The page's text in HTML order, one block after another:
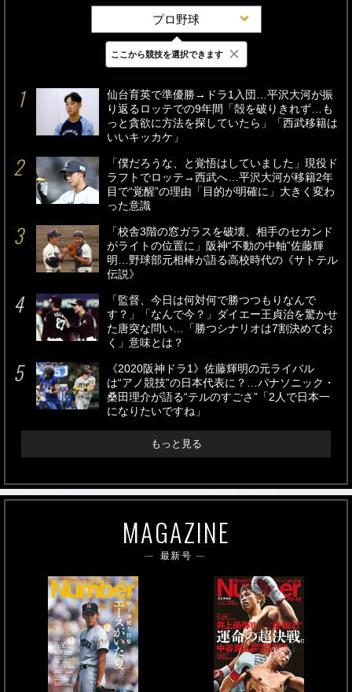
プロ野球
最新 24時間 週間
仙台育英で準優勝→ドラ1入団…平沢大河が振
り返るロッテでの9年間「殻を破りきれず…も
っと貪欲に方法を探していたら」「西武移籍は
いいキッカケ」
「僕だろうな、と覚悟はしていました」現役ド
ラフトでロッテ→西武へ…平沢大河が移籍2年
目で“覚醒”の理由「目的が明確に」大きく変わ
った意識
「校舎3階の窓ガラスを破壊、相手のセカンド
がライトの位置に」阪神“不動の中軸”佐藤輝
明…野球部元相棒が語る高校時代の《サトテル
伝説》
「監督、今日は何対何で勝つつもりなんで
す？」「なんで今？」ダイエー王貞治を驚かせ
た唐突な問い…「勝つシナリオは7割決めてお
く」意味とは？
《2020阪神ドラ1》佐藤輝明の元ライバル
は“アノ競技”の日本代表に？…パナソニック・
桑田理介が語る“テルのすごさ”「2人で日本一
になりたいですね」
もっと見る
MAGAZINE
最新号
ここから競技を選択できます ×